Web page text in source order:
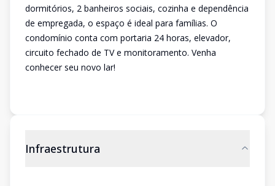
dormitórios, 2 banheiros sociais, cozinha e dependência
de empregada, o espaço é ideal para famílias. O
condomínio conta com portaria 24 horas, elevador,
circuito fechado de TV e monitoramento. Venha
conhecer seu novo lar!
Infraestrutura